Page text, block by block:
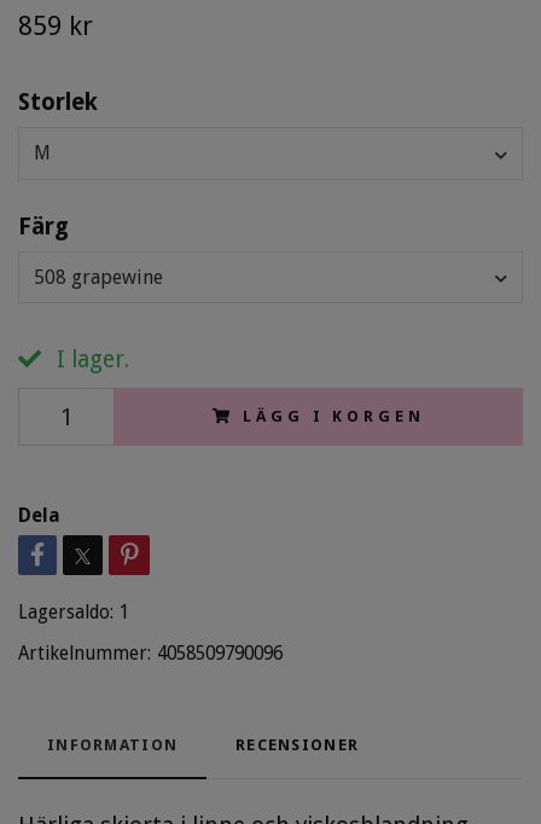
859 kr
Storlek
M
Färg
508 grapewine
I lager.
LÄGG I KORGEN
Dela
Lagersaldo: 1
Artikelnummer: 4058509790096
INFORMATION RECENSIONER